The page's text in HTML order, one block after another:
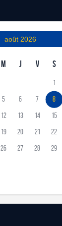
août 2026
M J V S
1
5 6 7 8
12 13 14 15
19 20 21 22
26 27 28 29